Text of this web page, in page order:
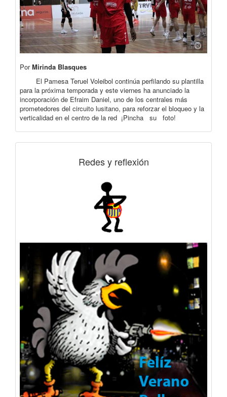
PorMirinda Blasques
El Pamesa Teruel Voleibol continúa perfilando su plantilla
para la próxima temporada y este viernes ha anunciado la
incorporación de Efraim Daniel, uno de los centrales más
prometedores del circuito lusitano, para reforzar el bloqueo y la
verticalidad en el centro de la red ¡Pincha su foto!
Redes y reflexión